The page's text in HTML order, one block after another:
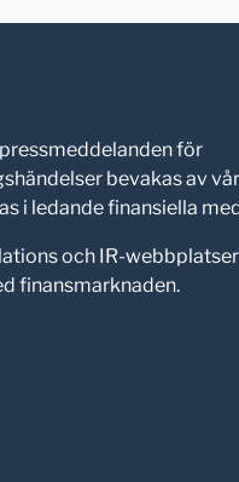
för
bevakas av vår
i ledande finansiella
och IR-
finansmarknaden.